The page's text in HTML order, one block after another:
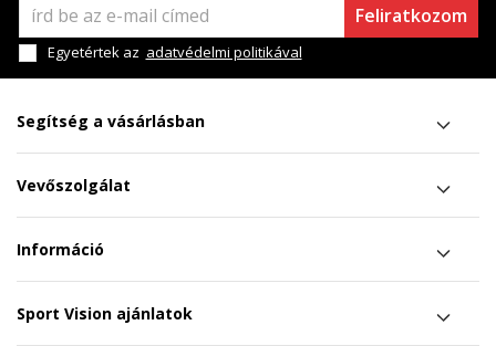
Feliratkozom
Egyetértek az adatvédelmi politikával
Segítség a vásárlásban
Vevőszolgálat
Információ
Sport Vision ajánlatok